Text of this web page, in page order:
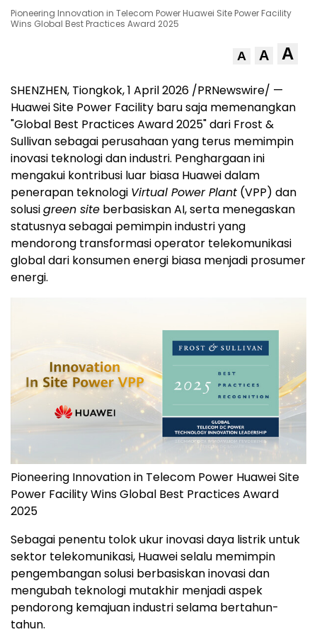
Pioneering Innovation in Telecom Power Huawei Site Power Facility
Wins Global Best Practices Award 2025
A A A
SHENZHEN, Tiongkok, 1 April 2026 /PRNewswire/ —
Huawei Site Power Facility baru saja memenangkan
"Global Best Practices Award 2025" dari Frost &
Sullivan sebagai perusahaan yang terus memimpin
inovasi teknologi dan industri. Penghargaan ini
mengakui kontribusi luar biasa Huawei dalam
penerapan teknologi Virtual Power Plant (VPP) dan
solusigreen site berbasiskan AI, serta menegaskan
statusnya sebagai pemimpin industri yang
mendorong transformasi operator telekomunikasi
global dari konsumen energi biasa menjadi prosumer
energi.
Pioneering Innovation in Telecom Power Huawei Site
Power Facility Wins Global Best Practices Award
2025
Sebagai penentu tolok ukur inovasi daya listrik untuk
sektor telekomunikasi, Huawei selalu memimpin
pengembangan solusi berbasiskan inovasi dan
mengubah teknologi mutakhir menjadi aspek
pendorong kemajuan industri selama bertahun-
tahun.